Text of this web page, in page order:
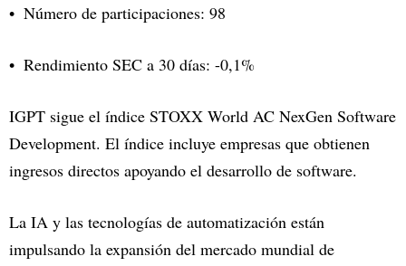
Número de participaciones: 98
Rendimiento SEC a 30 días: -0,1%
IGPT sigue el índice STOXX World AC NexGen Software
Development. El índice incluye empresas que obtienen
ingresos directos apoyando el desarrollo de software.
La IA y las tecnologías de automatización están
impulsando la expansión del mercado mundial de